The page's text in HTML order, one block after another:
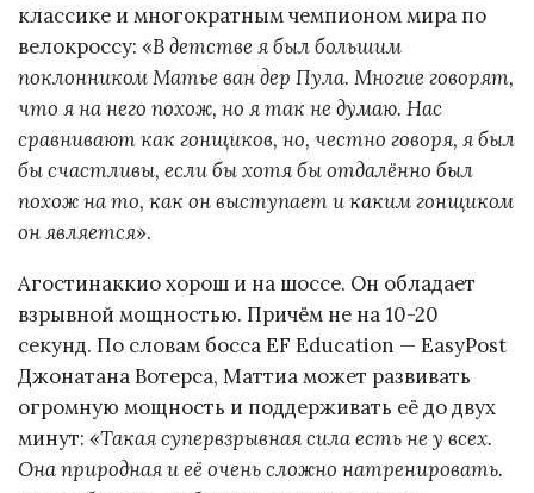
классике и многократным чемпионом мира по
велокроссу: «В детстве я был большим
поклонником Матье ван дер Пула. Многие говорят,
что я на него похож, но я так не думаю. Нас
сравнивают как гонщиков, но, честно говоря, я был
бы счастливы, если бы хотя бы отдалённо был
похож на то, как он выступает и каким гонщиком
он является».
Агостинаккио хорош и на шоссе. Он обладает
взрывной мощностью. Причём не на 10-20
секунд. По словам босса EF Education — EasyPost
Джонатана Вотерса, Маттиа может развивать
огромную мощность и поддерживать её до двух
минут: «Такая супервзрывная сила есть не у всех.
Она природная и её очень сложно натренировать.